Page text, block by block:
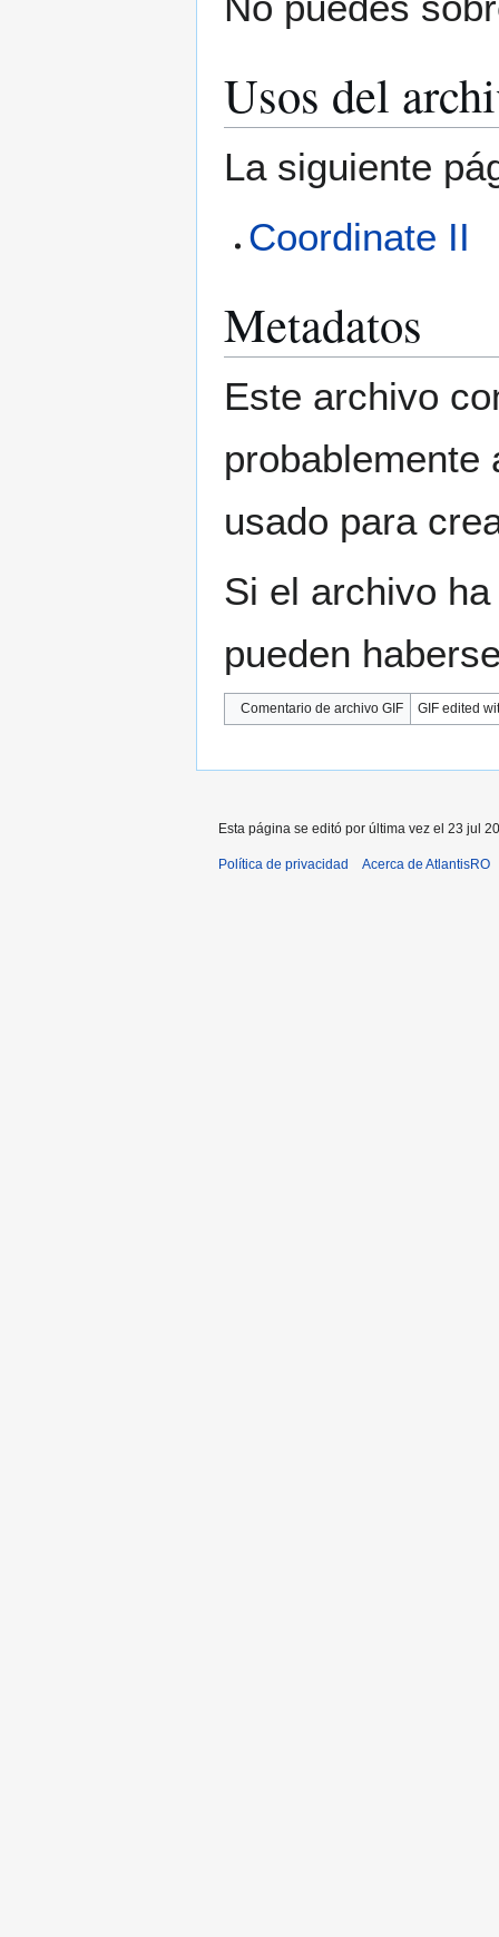
Usos del
La siguiente
Coordinate II
Metadatos
Este archivo
probablemente
usado para
Si el archivo
pueden
Comentario de archivo GIF GIF edited
Esta página se editó por última vez el 23 jul
Política de privacidad Acerca de AtlantisRO